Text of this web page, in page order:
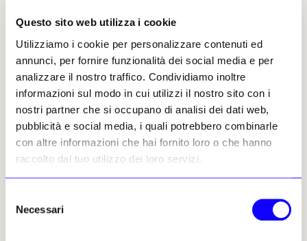
Questo sito web utilizza i cookie
Utilizziamo i cookie per personalizzare contenuti ed
annunci, per fornire funzionalità dei social media e per
analizzare il nostro traffico. Condividiamo inoltre
informazioni sul modo in cui utilizzi il nostro sito con i
nostri partner che si occupano di analisi dei dati web,
pubblicità e social media, i quali potrebbero combinarle
con altre informazioni che hai fornito loro o che hanno
raccolto dal tuo utilizzo dei loro servizi.
delNecessari
crescente interesse è nascosto nelle bave del
mercato. Qualche mese fa un «Ritratto di
Barbara Campanini» attribuitole in asta a
una stima di 7-8mila euro (Il Ponte, Milano) ha
spinto il martello fino a40mila.
Evidentemente l’acquirente sperava di
portarsi a casa una replica autografa
dell’eccezionale versione conservata alla
Gemäldegalerie di Dresda e non una copia
banale. Stride infatti una sodezza tutta
la regola generale: non è buona se nel